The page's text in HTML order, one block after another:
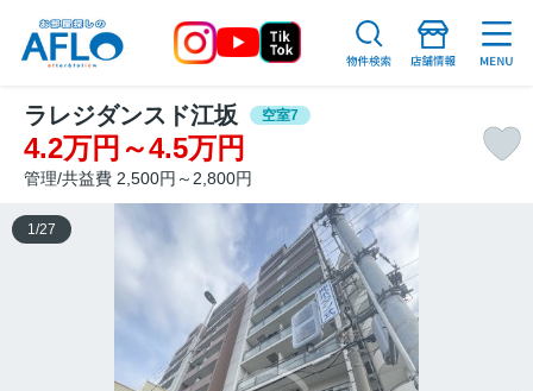
ラレジダンスド江坂 空室7
4.2万円～4.5万円
管理/共益費 2,500円～2,800円
1 /27